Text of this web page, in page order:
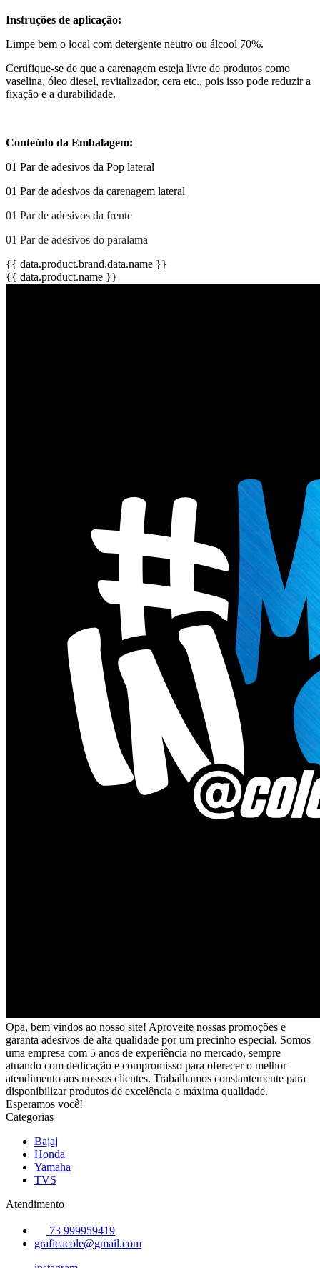
Instruções de aplicação:
Limpe bem o local com detergente neutro ou álcool 70%.
Certifique-se de que a carenagem esteja livre de produtos como
vaselina, óleo diesel, revitalizador, cera etc., pois isso pode reduzir a
fixação e a durabilidade.
Conteúdo da Embalagem:
01 Par de adesivos da Pop lateral
01 Par de adesivos da carenagem lateral
01 Par de adesivos da frente
01 Par de adesivos do paralama
{{ data.product.brand.data.name }}
{{ data.product.name }}
Opa, bem vindos ao nosso site! Aproveite nossas promoções e
garanta adesivos de alta qualidade por um precinho especial. Somos
uma empresa com 5 anos de experiência no mercado, sempre
atuando com dedicação e compromisso para oferecer o melhor
atendimento aos nossos clientes. Trabalhamos constantemente para
disponibilizar produtos de excelência e máxima qualidade.
Esperamos você!
Categorias
Bajaj
Honda
Yamaha
TVS
Atendimento
73 999959419
graficacole@gmail.com